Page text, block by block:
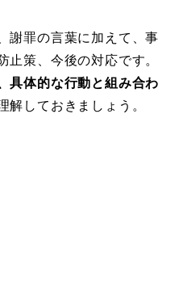
謝罪の言葉に加えて、事
止策、今後の対応です。
具体的な行動と組み合わ
解しておきましょう。